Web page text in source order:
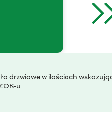
drzwiowe w ilościach
u